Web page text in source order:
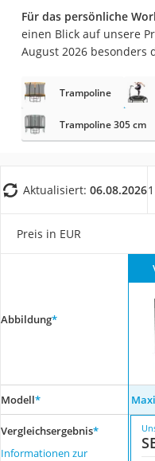
Für das persönliche
einen Blick auf unsere
August 2026 besonders
Trampoline
Trampoline 305 cm
Aktualisiert: 06.08.2026
Preis in EUR
Abbildung*
Modell*
Vergleichsergebnis*
Informationen zur